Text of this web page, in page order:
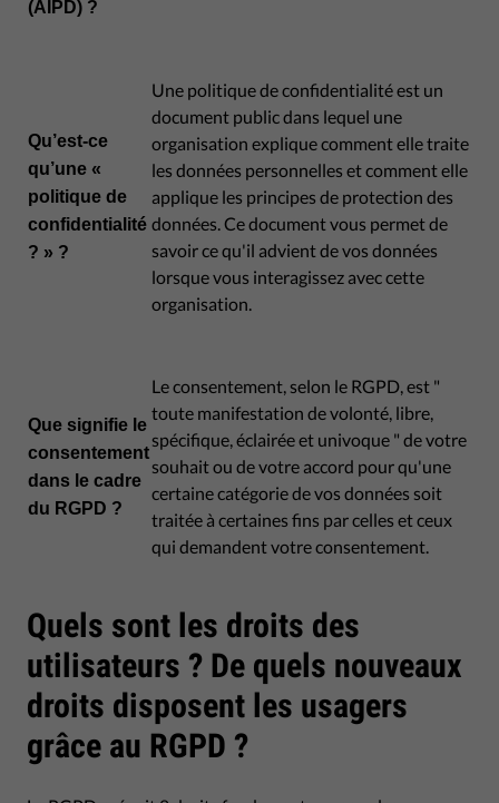
(AIPD) ?
Qu’est-ce
qu’une «
politique de
confidentialité
? » ?
Une politique de confidentialité est un
document public dans lequel une
organisation explique comment elle traite
les données personnelles et comment elle
applique les principes de protection des
données. Ce document vous permet de
savoir ce qu'il advient de vos données
lorsque vous interagissez avec cette
organisation.
Que signifie le
consentement
dans le cadre
du RGPD ?
Le consentement, selon le RGPD, est "
toute manifestation de volonté, libre,
spécifique, éclairée et univoque " de votre
souhait ou de votre accord pour qu'une
certaine catégorie de vos données soit
traitée à certaines fins par celles et ceux
qui demandent votre consentement.
Quels sont les droits des
utilisateurs ? De quels nouveaux
droits disposent les usagers
grâce au RGPD ?